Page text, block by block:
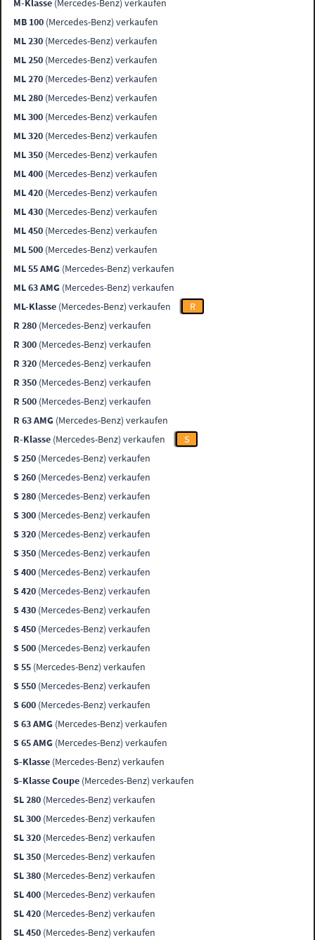
M-Klasse (Mercedes-Benz) verkaufen
MB 100 (Mercedes-Benz) verkaufen
ML 230 (Mercedes-Benz) verkaufen
ML 250 (Mercedes-Benz) verkaufen
ML 270 (Mercedes-Benz) verkaufen
ML 280 (Mercedes-Benz) verkaufen
ML 300 (Mercedes-Benz) verkaufen
ML 320 (Mercedes-Benz) verkaufen
ML 350 (Mercedes-Benz) verkaufen
ML 400 (Mercedes-Benz) verkaufen
ML 420 (Mercedes-Benz) verkaufen
ML 430 (Mercedes-Benz) verkaufen
ML 450 (Mercedes-Benz) verkaufen
ML 500 (Mercedes-Benz) verkaufen
ML 55 AMG (Mercedes-Benz) verkaufen
ML 63 AMG (Mercedes-Benz) verkaufen
ML-Klasse (Mercedes-Benz) verkaufen
R
R 280 (Mercedes-Benz) verkaufen
R 300 (Mercedes-Benz) verkaufen
R 320 (Mercedes-Benz) verkaufen
R 350 (Mercedes-Benz) verkaufen
R 500 (Mercedes-Benz) verkaufen
R 63 AMG (Mercedes-Benz) verkaufen
R-Klasse (Mercedes-Benz) verkaufen
S
S 250 (Mercedes-Benz) verkaufen
S 260 (Mercedes-Benz) verkaufen
S 280 (Mercedes-Benz) verkaufen
S 300 (Mercedes-Benz) verkaufen
S 320 (Mercedes-Benz) verkaufen
S 350 (Mercedes-Benz) verkaufen
S 400 (Mercedes-Benz) verkaufen
S 420 (Mercedes-Benz) verkaufen
S 430 (Mercedes-Benz) verkaufen
S 450 (Mercedes-Benz) verkaufen
S 500 (Mercedes-Benz) verkaufen
S 55 (Mercedes-Benz) verkaufen
S 550 (Mercedes-Benz) verkaufen
S 600 (Mercedes-Benz) verkaufen
S 63 AMG (Mercedes-Benz) verkaufen
S 65 AMG (Mercedes-Benz) verkaufen
S-Klasse (Mercedes-Benz) verkaufen
S-Klasse Coupe (Mercedes-Benz) verkaufen
SL 280 (Mercedes-Benz) verkaufen
SL 300 (Mercedes-Benz) verkaufen
SL 320 (Mercedes-Benz) verkaufen
SL 350 (Mercedes-Benz) verkaufen
SL 380 (Mercedes-Benz) verkaufen
SL 400 (Mercedes-Benz) verkaufen
SL 420 (Mercedes-Benz) verkaufen
SL 450 (Mercedes-Benz) verkaufen